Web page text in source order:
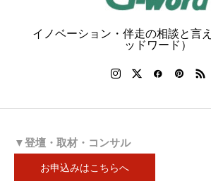
イノベーション・伴走の相談と言
ッドワード）
▼登壇・取材・コンサル
お申込みはこちらへ